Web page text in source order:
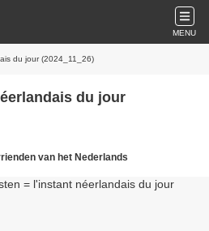
MENU
du jour (2024_11_26)
du jour
van het Nederlands